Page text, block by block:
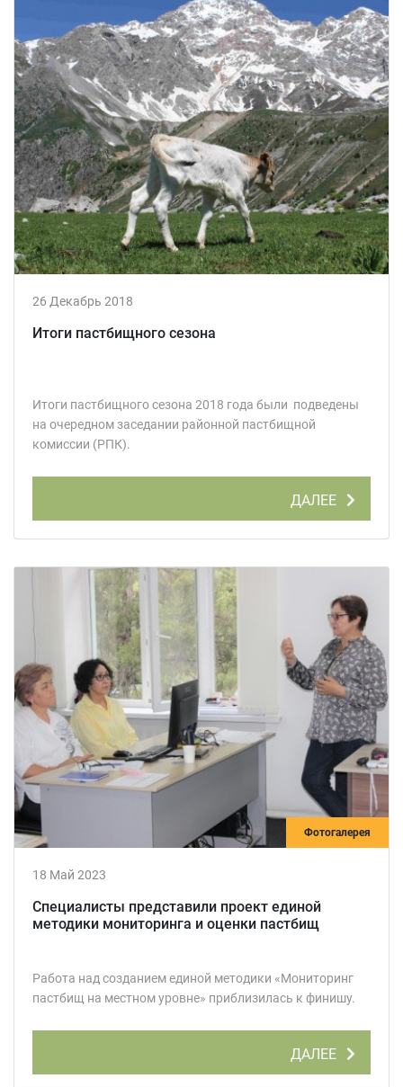
26 Декабрь 2018
Итоги пастбищного сезона
Итоги пастбищного сезона 2018 года были подведены
на очередном заседании районной пастбищной
комиссии (РПК).
ДАЛЕЕ
Фотогалерея
18 Май 2023
Специалисты представили проект единой
методики мониторинга и оценки пастбищ
Работа над созданием единой методики «Мониторинг
пастбищ на местном уровне» приблизилась к финишу.
ДАЛЕЕ